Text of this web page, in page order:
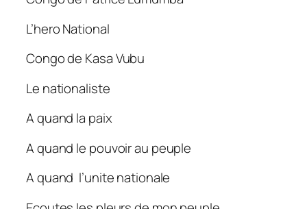
L’hero National
Congo de Kasa Vubu
Le nationaliste
A quand la paix
A quand le pouvoir au peuple
A quand l’unite nationale